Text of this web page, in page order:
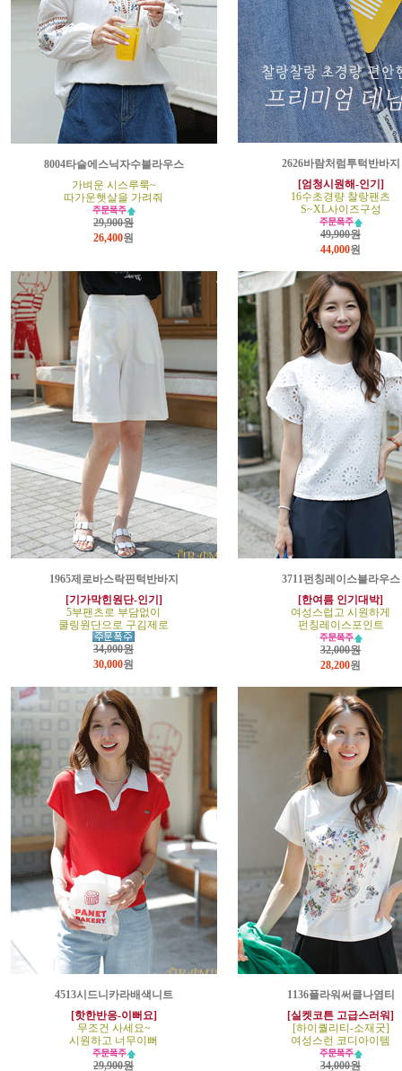
8004타슬에스닉자수블라우스
가벼운 시스루룩~
따가운햇살을 가려줘
29,900원
26,400원
2626바람처럼투턱반바지
[엄청시원해-인기]
16수초경량 찰랑팬츠
S~XL사이즈구성
49,900원
44,000원
1965제로바스락핀턱반바지
[기가막힌원단-인기]
5부팬츠로 부담없이
쿨링원단으로 구김제로
34,000원
30,000원
3711펀칭레이스블라우스
[한여름 인기대박]
여성스럽고 시원하게
펀칭레이스포인트
32,000원
28,200원
4513시드니카라배색니트
[핫한반응-이뻐요]
무조건 사세요~
시원하고 너무이뻐
29,900원
1136플라워써클나염티
[실켓코튼 고급스러워]
[하이퀄리티-소재굿]
여성스런 코디아이템
34,000원